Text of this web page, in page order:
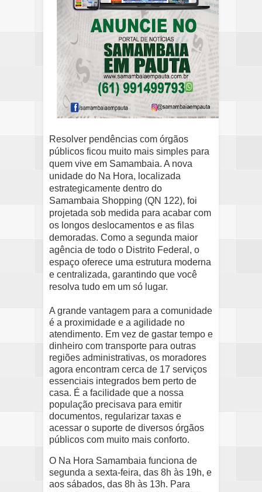
Resolver pendências com órgãos
públicos ficou muito mais simples para
quem vive em Samambaia. A nova
unidade do Na Hora, localizada
estrategicamente dentro do
Samambaia Shopping (QN 122), foi
projetada sob medida para acabar com
os longos deslocamentos e as filas
demoradas. Como a segunda maior
agência de todo o Distrito Federal, o
espaço oferece uma estrutura moderna
e centralizada, garantindo que você
resolva tudo em um só lugar.
A grande vantagem para a comunidade
é a proximidade e a agilidade no
atendimento. Em vez de gastar tempo e
dinheiro com transporte para outras
regiões administrativas, os moradores
agora encontram cerca de 17 serviços
essenciais integrados bem perto de
casa. É a facilidade que a nossa
população precisava para emitir
documentos, regularizar taxas e
acessar o suporte de diversos órgãos
públicos com muito mais conforto.
O Na Hora Samambaia funciona de
segunda a sexta-feira, das 8h às 19h, e
aos sábados, das 8h às 13h. Para